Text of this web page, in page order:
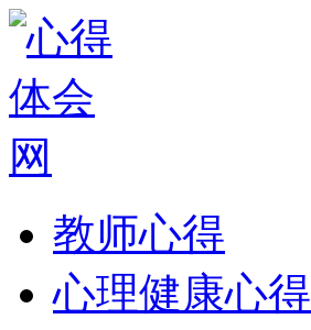
教师心得
心理健康心得